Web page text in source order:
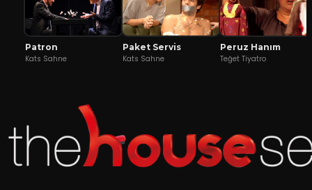
Patron
Kats Sahne
Paket Servis
Kats Sahne
Peruz Hanım
Teğet Tiyatro